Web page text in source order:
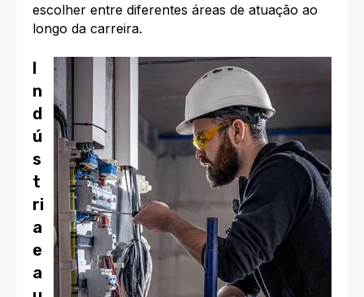
escolher entre diferentes áreas de atuação ao
longo da carreira.
I
n
d
ú
s
t
ri
a
e
a